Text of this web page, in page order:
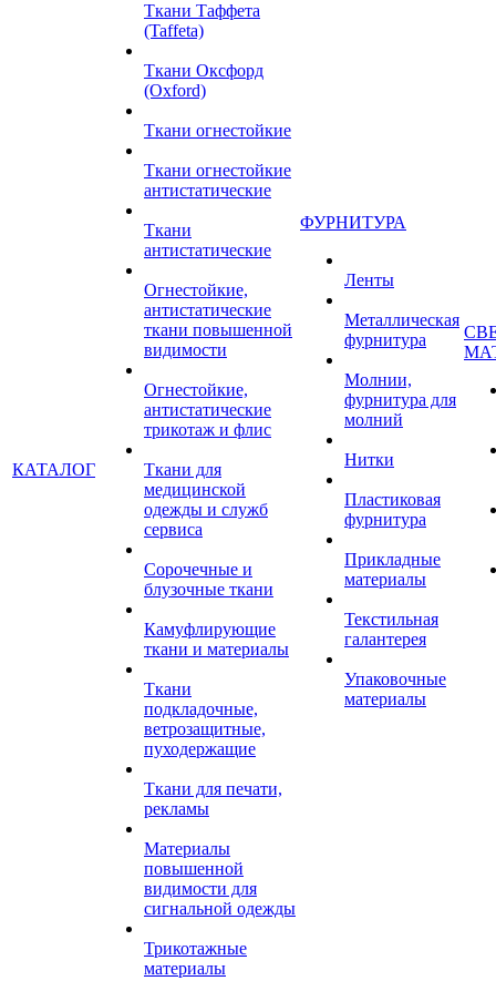
КАТАЛОГ
Ткани Таффета
(Taffeta)
Ткани Оксфорд
(Oxford)
Ткани огнестойкие
Ткани огнестойкие
антистатические
Ткани
антистатические
Огнестойкие,
антистатические
ткани повышенной
видимости
Огнестойкие,
антистатические
трикотаж и флис
Ткани для
медицинской
одежды и служб
сервиса
Сорочечные и
блузочные ткани
Камуфлирующие
ткани и материалы
Ткани
подкладочные,
ветрозащитные,
пуходержащие
Ткани для печати,
рекламы
Материалы
повышенной
видимости для
сигнальной одежды
Трикотажные
материалы
ФУРНИТУРА
Ленты
Металлическая
фурнитура
Молнии,
фурнитура для
молний
Нитки
Пластиковая
фурнитура
Прикладные
материалы
Текстильная
галантерея
Упаковочные
материалы